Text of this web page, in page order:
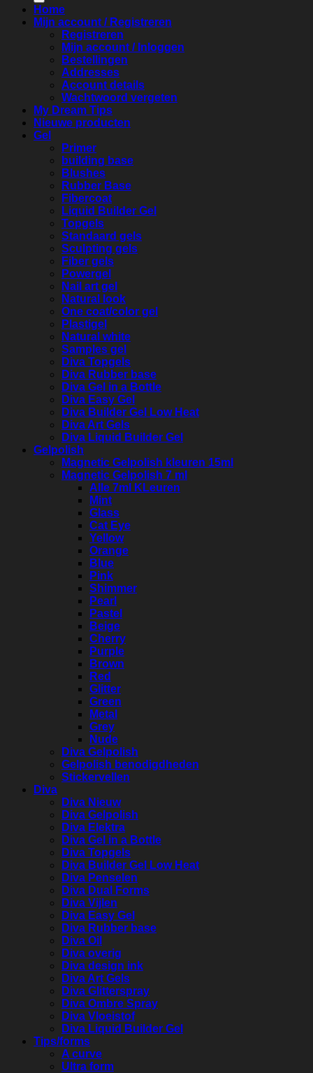
Home
Mijn account / Registreren
Registreren
Mijn account / Inloggen
Bestellingen
Addresses
Account details
Wachtwoord vergeten
My Dream Tips
Nieuwe producten
Gel
Primer
building base
Blushes
Rubber Base
Fibercoat
Liquid Builder Gel
Topgels
Standaard gels
Sculpting gels
Fiber gels
Powergel
Nail art gel
Natural look
One coat/color gel
Plastigel
Natural white
Samples gel
Diva Topgels
Diva Rubber base
Diva Gel in a Bottle
Diva Easy Gel
Diva Builder Gel Low Heat
Diva Art Gels
Diva Liquid Builder Gel
Gelpolish
Magnetic Gelpolish kleuren 15ml
Magnetic Gelpolish 7 ml
Alle 7ml KLeuren
Mint
Glass
Cat Eye
Yellow
Orange
Blue
Pink
Shimmer
Pearl
Pastel
Beige
Cherry
Purple
Brown
Red
Glitter
Green
Metal
Grey
Nude
Diva Gelpolish
Gelpolish benodigdheden
Stickervellen
Diva
Diva Nieuw
Diva Gelpolish
Diva Elektra
Diva Gel in a Bottle
Diva Topgels
Diva Builder Gel Low Heat
Diva Penselen
Diva Dual Forms
Diva Vijlen
Diva Easy Gel
Diva Rubber base
Diva Oil
Diva overig
Diva design ink
Diva Art Gels
Diva Glitterspray
Diva Ombre Spray
Diva Vloeistof
Diva Liquid Builder Gel
Tips/forms
A curve
Ultra form